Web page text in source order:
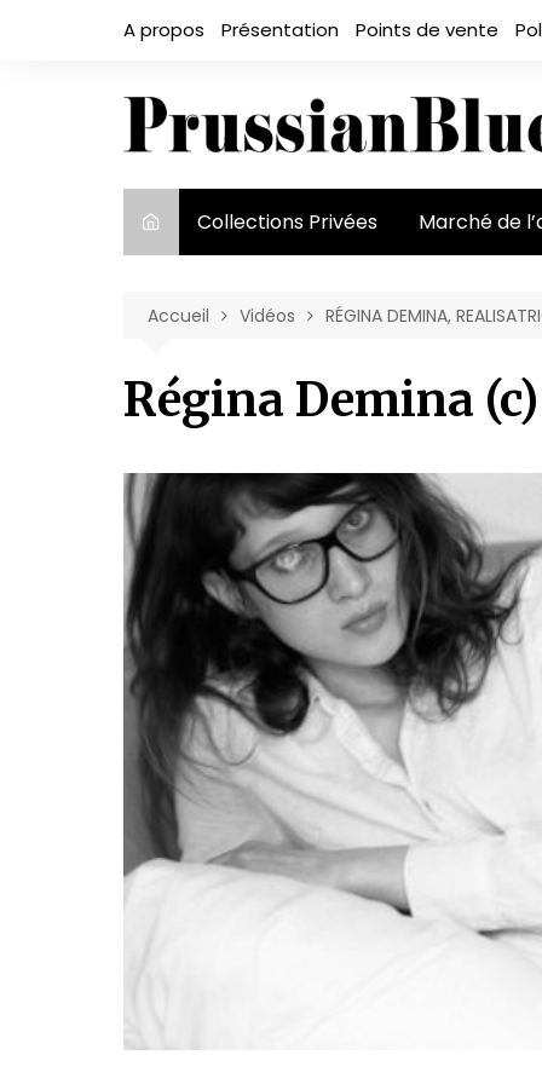
A propos Présentation Points de vente
Collections Privées Marché de
acteurs
Accueil Vidéos RÉGINA DEMINA,
Régina Demina